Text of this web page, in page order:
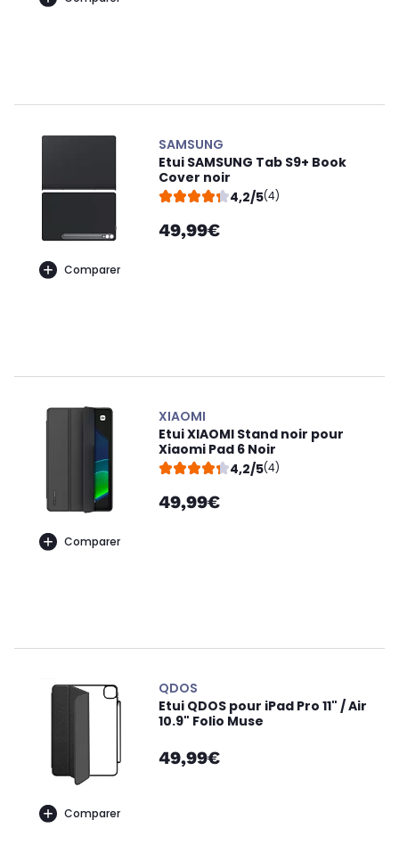
Comparer
SAMSUNG
Etui SAMSUNG Tab S9+ Book
Cover noir
4,2/5(4)
49,99€
Comparer
XIAOMI
Etui XIAOMI Stand noir pour
Xiaomi Pad 6 Noir
4,2/5(4)
49,99€
Comparer
QDOS
Etui QDOS pour iPad Pro 11" / Air
10.9" Folio Muse
49,99€